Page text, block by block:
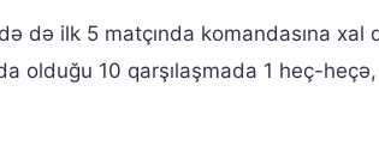
də ilk 5 matçında komandasına xal
olduğu 10 qarşılaşmada 1 heç-